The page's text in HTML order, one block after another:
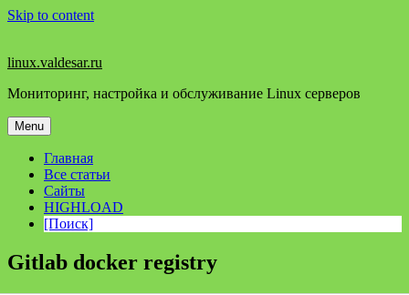
Skip to content
linux.valdesar.ru
Мониторинг, настройка и обслуживание Linux серверов
Menu
Главная
Все статьи
Сайты
HIGHLOAD
[Поиск]
Gitlab docker registry